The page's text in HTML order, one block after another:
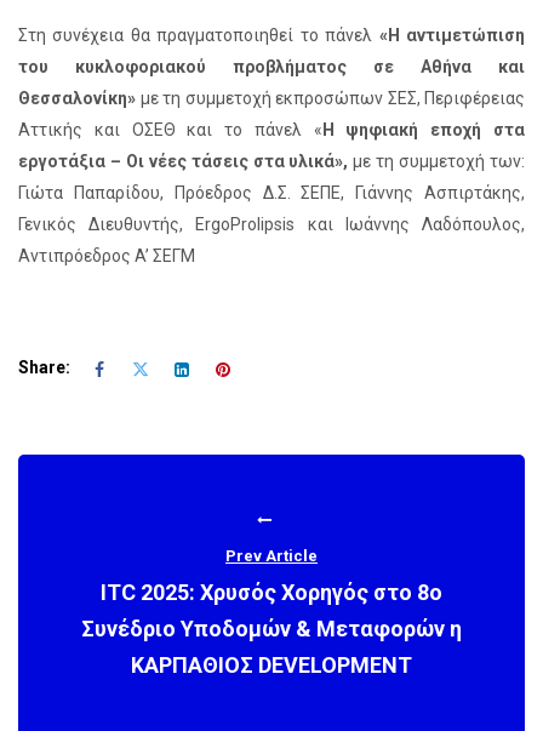
Στη συνέχεια θα πραγματοποιηθεί το πάνελ «Η αντιμετώπιση
του κυκλοφοριακού προβλήματος σε Αθήνα και
Θεσσαλονίκη» με τη συμμετοχή εκπροσώπων ΣΕΣ, Περιφέρειας
Αττικής και ΟΣΕΘ και το πάνελ « Η ψηφιακή εποχή στα
εργοτάξια – Οι νέες τάσεις στα υλικά»,με τη συμμετοχή των:
Γιώτα Παπαρίδου, Πρόεδρος Δ.Σ. ΣΕΠΕ, Γιάννης Ασπιρτάκης,
Γενικός Διευθυντής, ErgoProlipsis και Ιωάννης Λαδόπουλος,
Αντιπρόεδρος A’ ΣΕΓΜ
Share:
Prev Article
ITC 2025: Χρυσός Χορηγός στο 8ο
Συνέδριο Υποδομών & Μεταφορών η
ΚΑΡΠΑΘΙΟΣ DEVELOPMENT